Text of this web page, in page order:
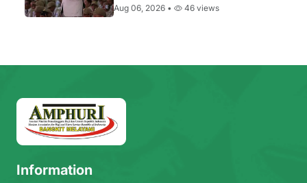
Aug 06, 2026 • 46 views
Information